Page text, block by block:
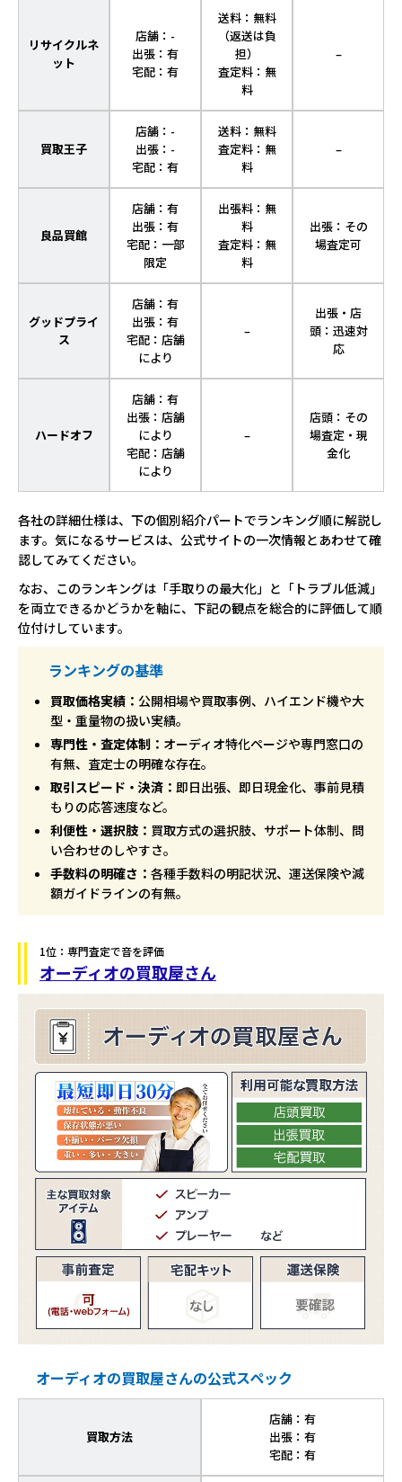
リサイクルネ
ット
店舗：-
出張：有
宅配：有
送料：無料
（返送は負
担）
査定料：無
料
–
買取王子
店舗：-
出張：-
宅配：有
送料：無料
査定料：無
料
–
良品買館
店舗：有
出張：有
宅配：一部
限定
出張料：無
料
査定料：無
料
出張：その
場査定可
グッドプライ
ス
店舗：有
出張：有
宅配：店舗
により
–
出張・店
頭：迅速対
応
ハードオフ
店舗：有
出張：店舗
により
宅配：店舗
により
–
店頭：その
場査定・現
金化
各社の詳細仕様は、下の個別紹介パートでランキング順に解説し
ます。気になるサービスは、公式サイトの一次情報とあわせて確
認してみてください。
なお、このランキングは「手取りの最大化」と「トラブル低減」
を両立できるかどうかを軸に、下記の観点を総合的に評価して順
位付けしています。
ランキングの基準
買取価格実績： 公開相場や買取事例、ハイエンド機や大
型・重量物の扱い実績。
専門性・査定体制： オーディオ特化ページや専門窓口の
有無、査定士の明確な存在。
取引スピード・決済： 即日出張、即日現金化、事前見積
もりの応答速度など。
利便性・選択肢： 買取方式の選択肢、サポート体制、問
い合わせのしやすさ。
手数料の明確さ： 各種手数料の明記状況、運送保険や減
額ガイドラインの有無。
1位：専門査定で音を評価
オーディオの買取屋さん
オーディオの買取屋さんの公式スペック
買取方法
店舗：有
出張：有
宅配：有